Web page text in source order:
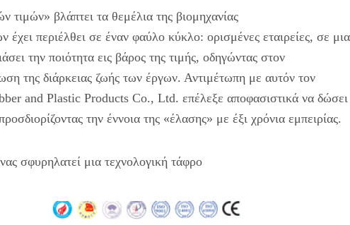
βλάπτει τα θεμέλια της βιομηχανίας
περιέλθει σε έναν φαύλο κύκλο: ορισμένες εταιρείες, σε μια
την ποιότητα εις βάρος της τιμής, οδηγώντας στον
της διάρκειας ζωής των έργων. Αντιμέτωπη με αυτόν τον
and Plastic Products Co., Ltd. επέλεξε αποφασιστικά να δώσει
την έννοια της «έλασης» με έξι χρόνια εμπειρίας.
σφυρηλατεί μια τεχνολογική τάφρο